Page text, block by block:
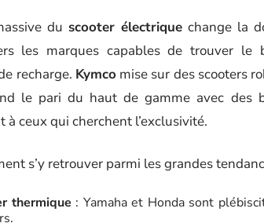
du scooter électrique change la
les marques capables de trouver le
recharge. Kymco mise sur des scooters
le pari du haut de gamme avec des
à ceux qui cherchent l’exclusivité.
s’y retrouver parmi les grandes
thermique : Yamaha et Honda sont